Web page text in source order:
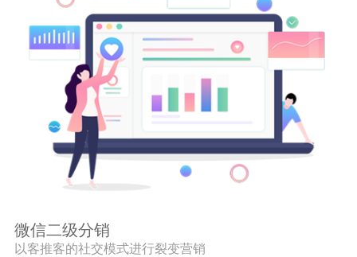
微信二级分销
以客推客的社交模式进行裂变营销